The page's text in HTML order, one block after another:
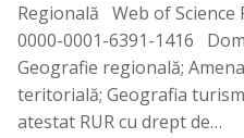
Regională Web of Science
0000-0001-6391-1416
Geografie regională;
teritorială; Geografia
atestat RUR cu drept de…